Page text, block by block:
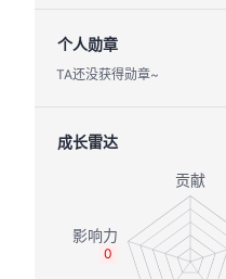
个人勋章
TA还没获得勋章~
成长雷达
0